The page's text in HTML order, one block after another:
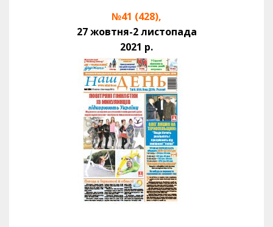
№41 (428),
27 жовтня-2 листопада
2021 р.